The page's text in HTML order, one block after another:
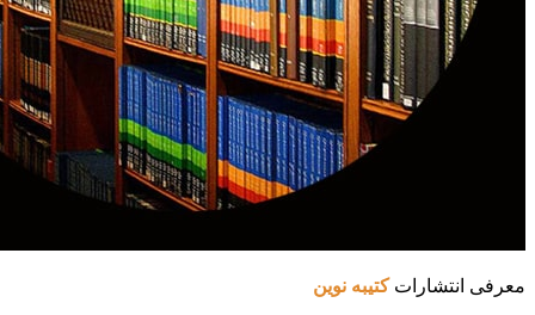
معرفی انتشاراتکتیبه نوین